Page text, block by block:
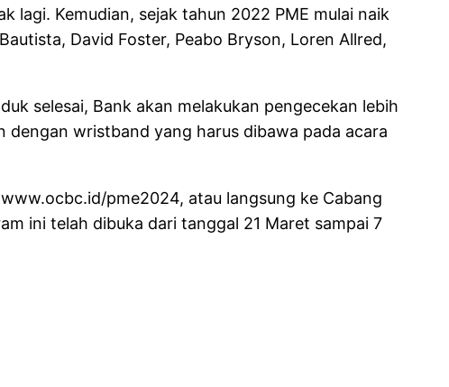
lagi. Kemudian, sejak tahun 2022 PME mulai naik
David Foster, Peabo Bryson, Loren Allred,
selesai, Bank akan melakukan pengecekan lebih
wristband yang harus dibawa pada acara
pme2024, atau langsung ke Cabang
ini telah dibuka dari tanggal 21 Maret sampai 7